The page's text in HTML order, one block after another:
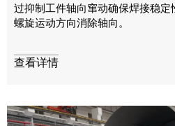
过抑制工件轴向窜动确保焊接稳
螺旋运动方向消除轴向。
查看详情